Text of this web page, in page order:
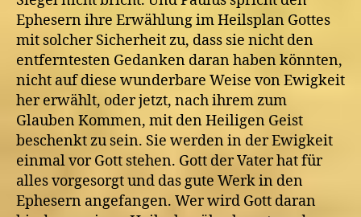
Ephesern ihre Erwählung im Heilsplan Gottes
mit solcher Sicherheit zu, dass sie nicht den
entferntesten Gedanken daran haben könnten,
nicht auf diese wunderbare Weise von Ewigkeit
her erwählt, oder jetzt, nach ihrem zum
Glauben Kommen, mit den Heiligen Geist
beschenkt zu sein. Sie werden in der Ewigkeit
einmal vor Gott stehen. Gott der Vater hat für
alles vorgesorgt und das gute Werk in den
Ephesern angefangen. Wer wird Gott daran